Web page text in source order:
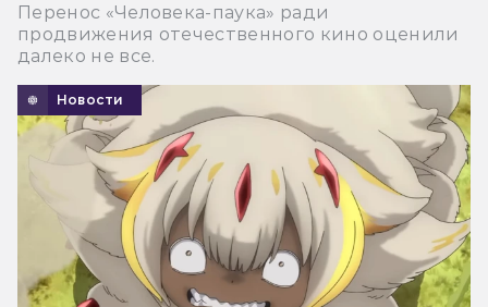
Перенос «Человека-паука» ради
продвижения отечественного кино оценили
далеко не все.
Новости